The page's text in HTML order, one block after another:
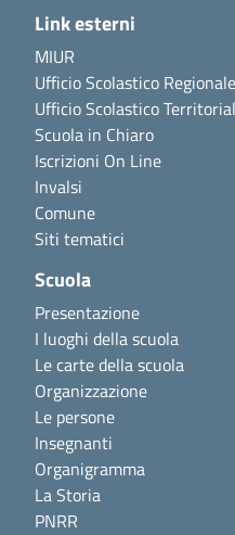
Link esterni
MIUR
Ufficio Scolastico Regionale
Ufficio Scolastico
Scuola in Chiaro
Iscrizioni On Line
Invalsi
Comune
Siti tematici
Scuola
Presentazione
I luoghi della scuola
Le carte della scuola
Organizzazione
Le persone
Insegnanti
Organigramma
La Storia
PNRR